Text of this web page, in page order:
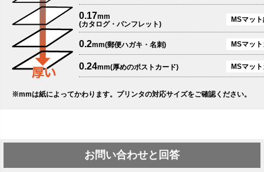
0.17mm
(カタログ・パンフレット)
MSマッ
0.2mm(郵便ハガキ・名刺) MSマッ
0.24mm(厚めのポストカード) MSマッ
※mmは紙によってかわります。プリンタの対応サイズをご確認ください。
お問い合わせと回答